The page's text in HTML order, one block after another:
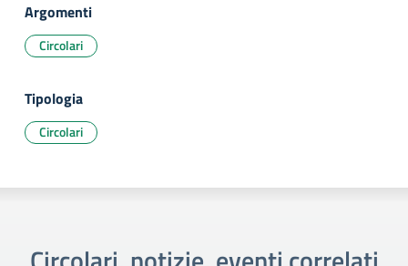
Argomenti
Circolari
Tipologia
Circolari